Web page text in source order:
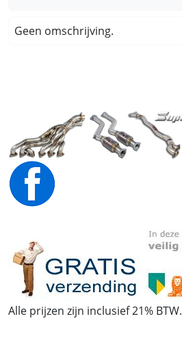
Geen omschrijving.
Alle prijzen zijn inclusief 21% BTW.